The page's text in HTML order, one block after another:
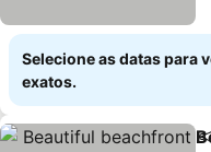
Selecione as datas para
exatos.